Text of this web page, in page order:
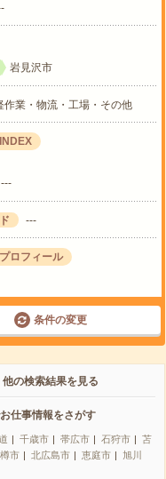
岩見沢市
作業・物流・工場・その他
---
---
ロフィール
条件の変更
他の検索結果を見る
仕事情報をさがす
千歳市 帯広市 石狩市
苫
市 北広島市 恵庭市
旭川